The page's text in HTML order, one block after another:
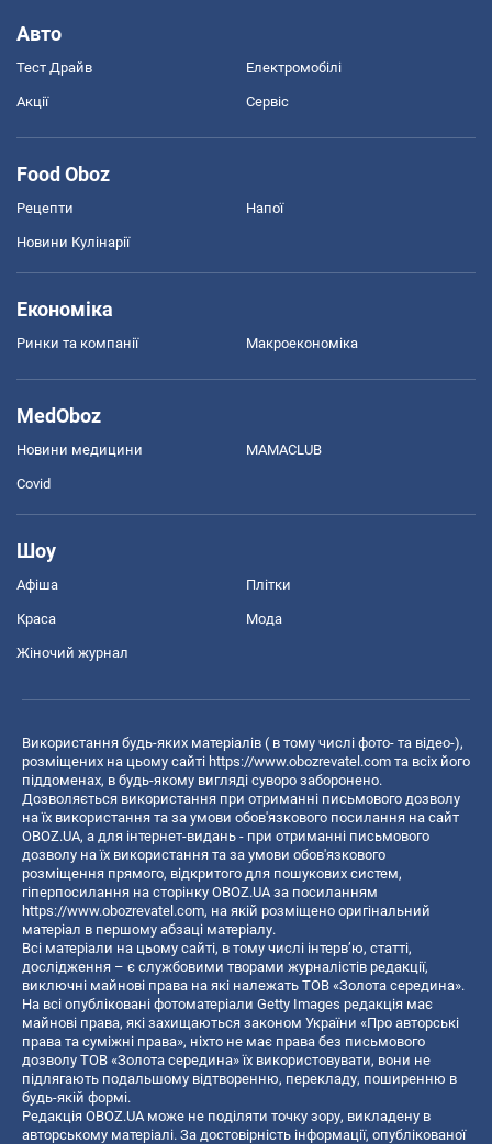
Авто
Тест Драйв Електромобілі
Акції Сервіс
Food Oboz
Рецепти Напої
Новини Кулінарії
Економіка
Ринки та компанії Макроекономіка
MedOboz
Новини медицини MAMACLUB
Covid
Шоу
Афіша Плітки
Краса Мода
Жіночий журнал
Використання будь-яких матеріалів ( в тому числі фото- та відео-),
розміщених на цьому сайті https://www.obozrevatel.com та всіх його
піддоменах, в будь-якому вигляді суворо заборонено.
Дозволяється використання при отриманні письмового дозволу
на їх використання та за умови обов'язкового посилання на сайт
OBOZ.UA, а для інтернет-видань - при отриманні письмового
дозволу на їх використання та за умови обов'язкового
розміщення прямого, відкритого для пошукових систем,
гіперпосилання на сторінку OBOZ.UA за посиланням
https://www.obozrevatel.com, на якій розміщено оригінальний
матеріал в першому абзаці матеріалу.
Всі матеріали на цьому сайті, в тому числі інтерв’ю, статті,
дослідження – є службовими творами журналістів редакції,
виключні майнові права на які належать ТОВ «Золота середина».
На всі опубліковані фотоматеріали Getty Images редакція має
майнові права, які захищаються законом України «Про авторські
права та суміжні права», ніхто не має права без письмового
дозволу ТОВ «Золота середина» їх використовувати, вони не
підлягають подальшому відтворенню, перекладу, поширенню в
будь-якій формі.
Редакція OBOZ.UA може не поділяти точку зору, викладену в
авторському матеріалі. За достовірність інформації, опублікованої